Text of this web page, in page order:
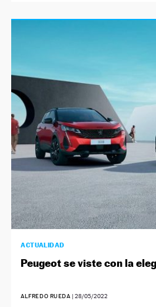
ACTUALIDAD
Peugeot se viste con la
ALFREDO RUEDA |28/05/2022